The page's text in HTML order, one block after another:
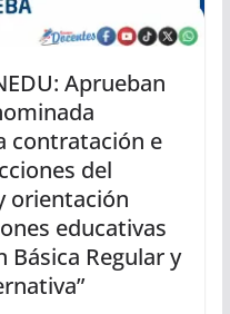
Aprueban
contratación e
del
orientación
educativas
Básica Regular y